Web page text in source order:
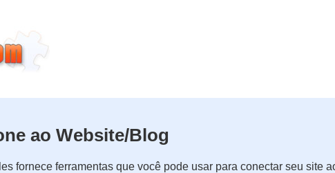
ao Website/Blog
fornece ferramentas que você pode usar para conectar seu site